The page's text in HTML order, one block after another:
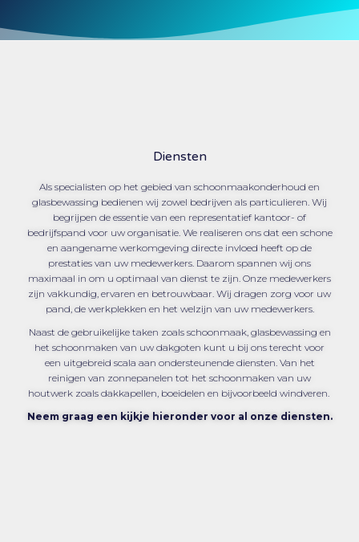
Diensten
Als specialisten op het gebied van schoonmaakonderhoud en
glasbewassing bedienen wij zowel bedrijven als particulieren. Wij
begrijpen de essentie van een representatief kantoor- of
bedrijfspand voor uw organisatie. We realiseren ons dat een schone
en aangename werkomgeving directe invloed heeft op de
prestaties van uw medewerkers. Daarom spannen wij ons
maximaal in om u optimaal van dienst te zijn. Onze medewerkers
zijn vakkundig, ervaren en betrouwbaar. Wij dragen zorg voor uw
pand, de werkplekken en het welzijn van uw medewerkers.
Naast de gebruikelijke taken zoals schoonmaak, glasbewassing en
het schoonmaken van uw dakgoten kunt u bij ons terecht voor
een uitgebreid scala aan ondersteunende diensten. Van het
reinigen van zonnepanelen tot het schoonmaken van uw
houtwerk zoals dakkapellen, boeidelen en bijvoorbeeld windveren.
Neem graag een kijkje hieronder voor al onze diensten.